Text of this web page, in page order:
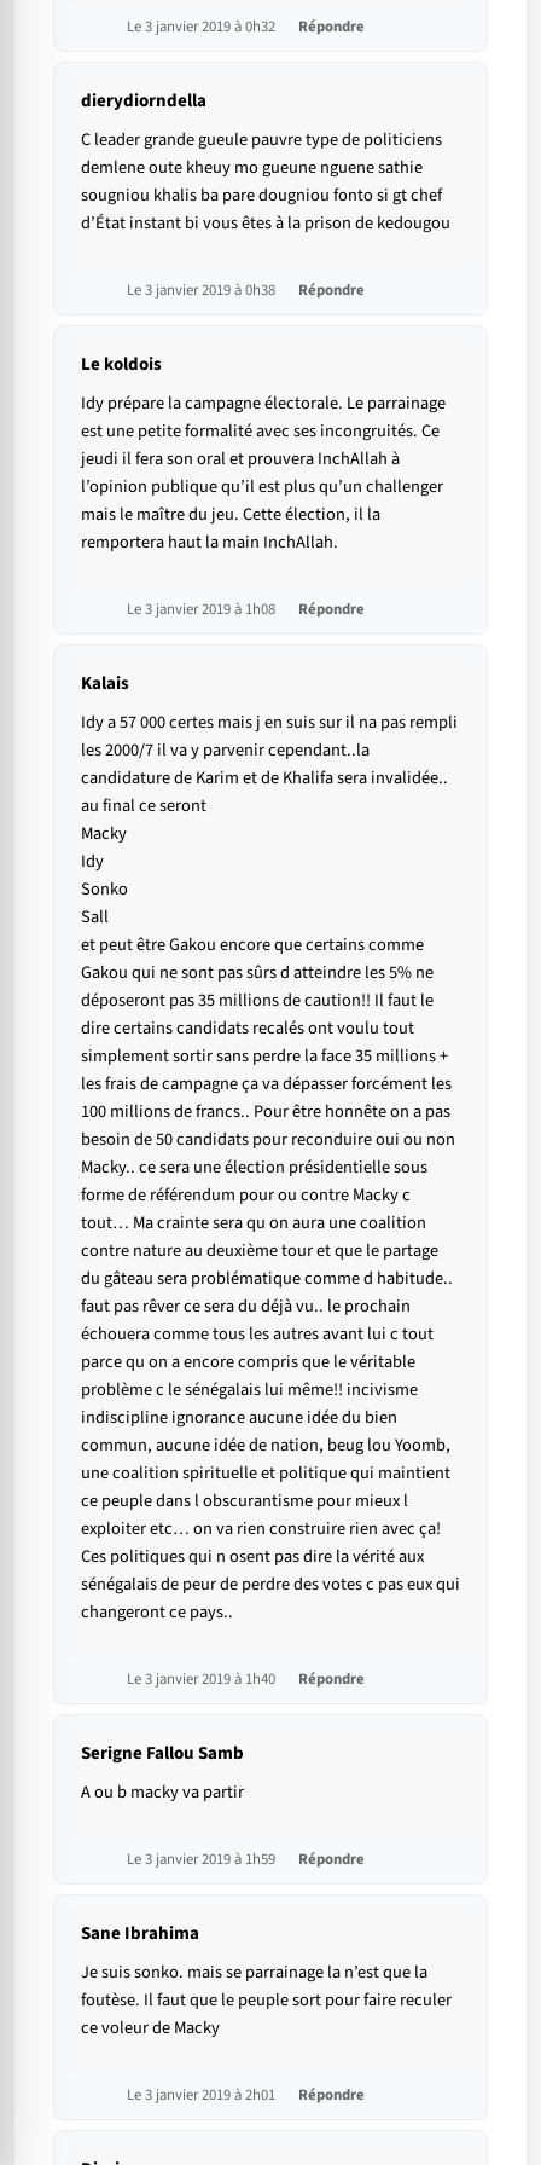
Le 3 janvier 2019 à 0h32 Répondre
dierydiorndella
C leader grande gueule pauvre type de politiciens
demlene oute kheuy mo gueune nguene sathie
sougniou khalis ba pare dougniou fonto si gt chef
d’État instant bi vous êtes à la prison de kedougou
Le 3 janvier 2019 à 0h38 Répondre
Le koldois
Idy prépare la campagne électorale. Le parrainage
est une petite formalité avec ses incongruités. Ce
jeudi il fera son oral et prouvera InchAllah à
l’opinion publique qu’il est plus qu’un challenger
mais le maître du jeu. Cette élection, il la
remportera haut la main InchAllah.
Le 3 janvier 2019 à 1h08 Répondre
Kalais
Idy a 57 000 certes mais j en suis sur il na pas rempli
les 2000/7 il va y parvenir cependant..la
candidature de Karim et de Khalifa sera invalidée..
au final ce seront
Macky
Idy
Sonko
Sall
et peut être Gakou encore que certains comme
Gakou qui ne sont pas sûrs d atteindre les 5% ne
déposeront pas 35 millions de caution!! Il faut le
dire certains candidats recalés ont voulu tout
simplement sortir sans perdre la face 35 millions +
les frais de campagne ça va dépasser forcément les
100 millions de francs.. Pour être honnête on a pas
besoin de 50 candidats pour reconduire oui ou non
Macky.. ce sera une élection présidentielle sous
forme de référendum pour ou contre Macky c
tout… Ma crainte sera qu on aura une coalition
contre nature au deuxième tour et que le partage
du gâteau sera problématique comme d habitude..
faut pas rêver ce sera du déjà vu.. le prochain
échouera comme tous les autres avant lui c tout
parce qu on a encore compris que le véritable
problème c le sénégalais lui même!! incivisme
indiscipline ignorance aucune idée du bien
commun, aucune idée de nation, beug lou Yoomb,
une coalition spirituelle et politique qui maintient
ce peuple dans l obscurantisme pour mieux l
exploiter etc… on va rien construire rien avec ça!
Ces politiques qui n osent pas dire la vérité aux
sénégalais de peur de perdre des votes c pas eux qui
changeront ce pays..
Le 3 janvier 2019 à 1h40 Répondre
Serigne Fallou Samb
A ou b macky va partir
Le 3 janvier 2019 à 1h59 Répondre
Sane Ibrahima
Je suis sonko. mais se parrainage la n’est que la
foutèse. Il faut que le peuple sort pour faire reculer
ce voleur de Macky
Le 3 janvier 2019 à 2h01 Répondre